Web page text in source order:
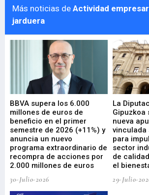
Más noticias de Actividad
jarduera
BBVA supera los 6.000
millones de euros de
beneficio en el primer
semestre de 2026 (+11%) y
anuncia un nuevo
programa extraordinario de
recompra de acciones por
2.000 millones de euros
30-Julio-2026
La
Gipuzkoa
nueva
vinculada
para
sector
de
el
29-Julio-